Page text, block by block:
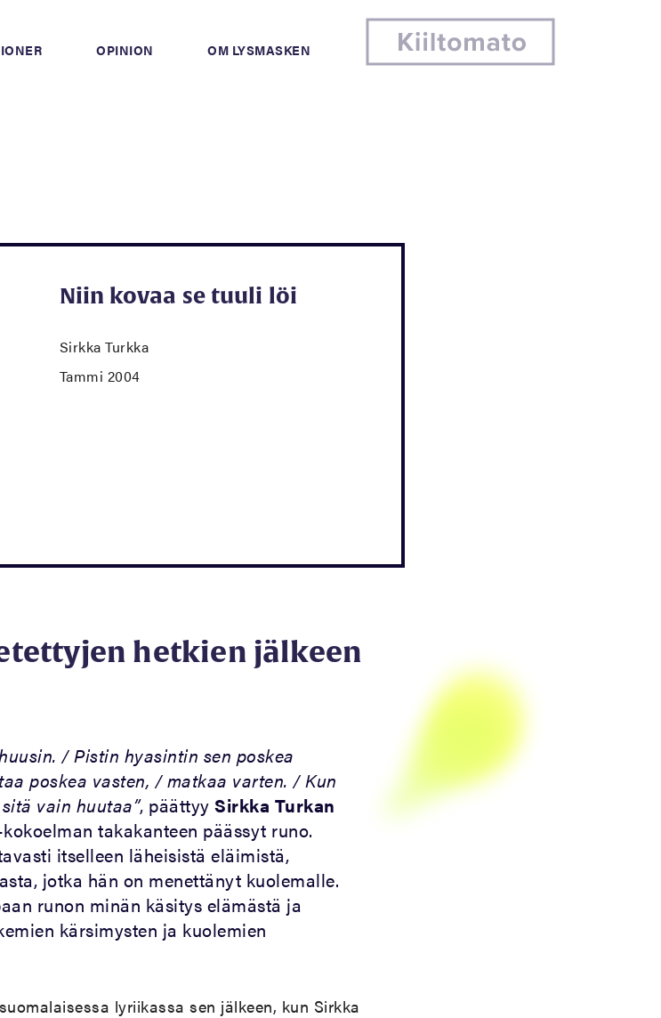
OPINION OM LYSMASKEN
Niin kovaa se tuuli löi
Sirkka Turkka
Tammi 2004
hetkien jälkeen
/ Pistin hyasintin sen poskea
poskea vasten, / matkaa varten. / Kun
vain huutaa”, päättyy Sirkka Turkan
takakanteen päässyt runo.
itselleen läheisistä eläimistä,
jotka hän on menettänyt kuolemalle.
runon minän käsitys elämästä ja
kärsimysten ja kuolemien
lyriikassa sen jälkeen, kun Sirkka